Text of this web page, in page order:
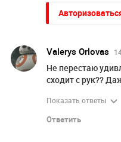
Valerys Orlovas
Не перестаю
сходит с рук??
Показать ответы
Ответить